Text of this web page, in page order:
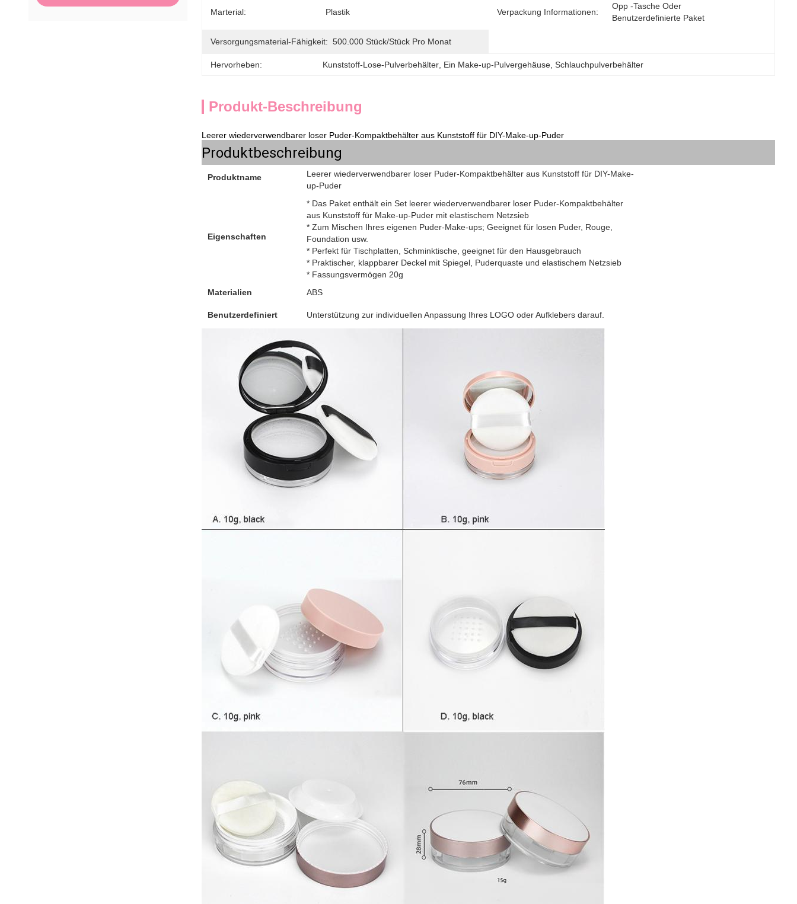
Marterial: Plastik Verpackung Informationen:
Opp -Tasche Oder
Benutzerdefinierte Paket
Versorgungsmaterial-Fähigkeit: 500.000 Stück/Stück Pro Monat
Hervorheben: Kunststoff-Lose-Pulverbehälter, Ein Make-up-Pulvergehäuse, Schlauchpulverbehälter
Produkt-Beschreibung
Leerer wiederverwendbarer loser Puder-Kompaktbehälter aus Kunststoff für DIY-Make-up-Puder
Produktbeschreibung
Produktname
Leerer wiederverwendbarer loser Puder-Kompaktbehälter aus Kunststoff für DIY-Make-
up-Puder
Eigenschaften
* Das Paket enthält ein Set leerer wiederverwendbarer loser Puder-Kompaktbehälter
aus Kunststoff für Make-up-Puder mit elastischem Netzsieb
* Zum Mischen Ihres eigenen Puder-Make-ups; Geeignet für losen Puder, Rouge,
Foundation usw.
* Perfekt für Tischplatten, Schminktische, geeignet für den Hausgebrauch
* Praktischer, klappbarer Deckel mit Spiegel, Puderquaste und elastischem Netzsieb
* Fassungsvermögen 20g
Materialien
ABS
Benutzerdefiniert Unterstützung zur individuellen Anpassung Ihres LOGO oder Aufklebers darauf.